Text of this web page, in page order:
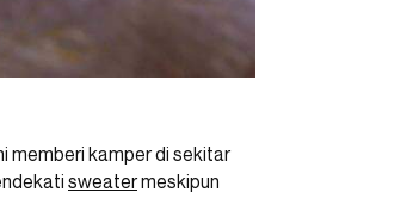
memberi kamper di sekitar
sweatermeskipun